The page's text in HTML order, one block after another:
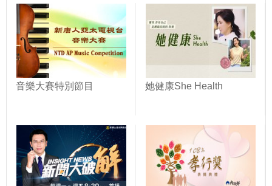
音樂大賽特別節目 她健康She Health